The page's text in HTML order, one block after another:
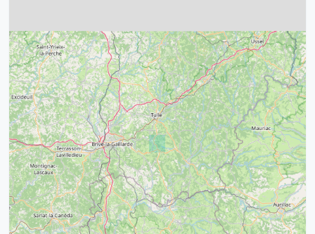
4
15
21
14
32
39
52 68
43